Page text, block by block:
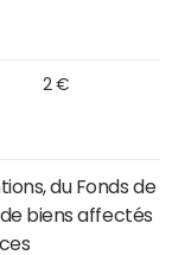
2 €
du Fonds de
biens affectés